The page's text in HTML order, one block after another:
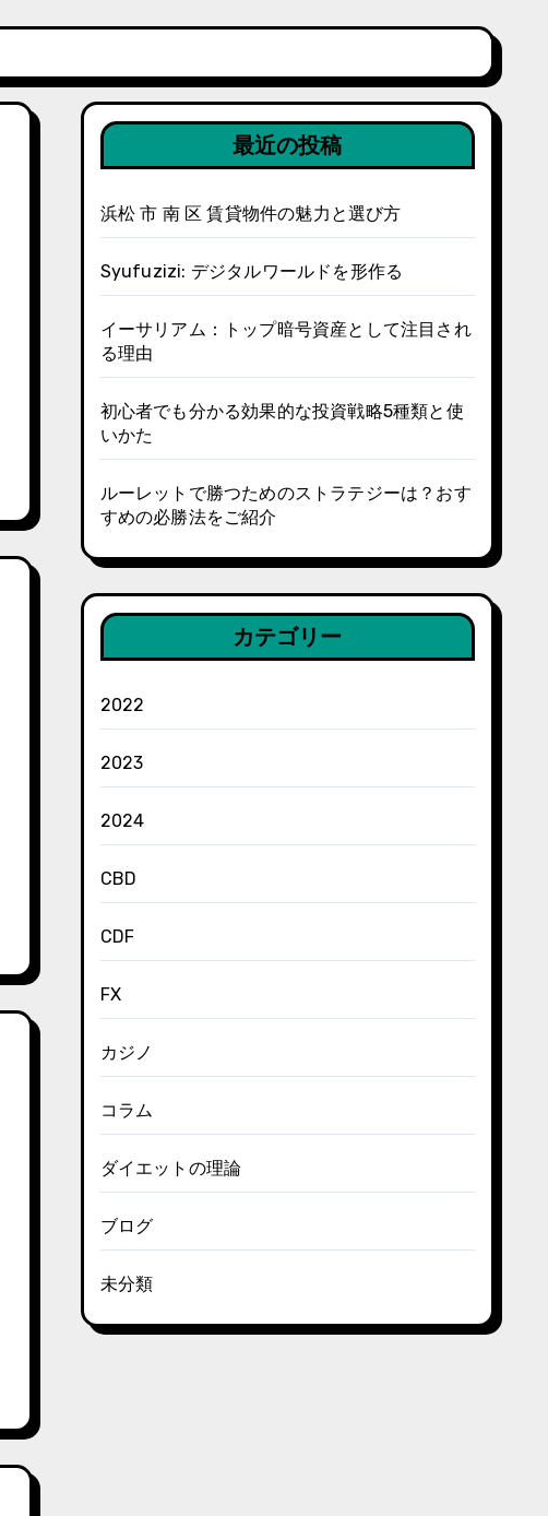
最近の投稿
浜松 市 南 区 賃貸物件の魅力と選び方
Syufuzizi: デジタルワールドを形作る
イーサリアム：トップ暗号資産として注目され
る理由
初心者でも分かる効果的な投資戦略5種類と使
いかた
ルーレットで勝つためのストラテジーは？おす
すめの必勝法をご紹介
カテゴリー
2022
2023
2024
CBD
CDF
FX
カジノ
コラム
ダイエットの理論
ブログ
未分類